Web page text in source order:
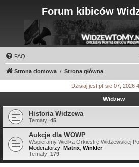
Forum kibiców
FAQ
Strona domowa Strona główna
Dzisiaj jest pt sie 07, 2026
Widzew
Historia Widzewa
Tematy: 45
Aukcje dla WOWP
Wspieramy Wielką Orkiestrę Widzewskiej
Moderatorzy: Matrix Winkler
Tematy: 179